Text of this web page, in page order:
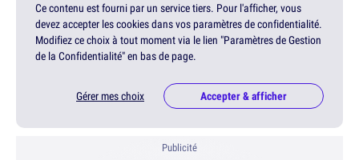
Ce contenu est fourni par un service tiers. Pour l'afficher, vous
devez accepter les cookies dans vos paramètres de confidentialité.
Modifiez ce choix à tout moment via le lien "Paramètres de Gestion
de la Confidentialité" en bas de page.
Gérer mes choix Accepter & afficher
Publicité